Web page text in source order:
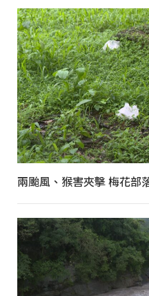
兩颱風、猴害夾擊 梅花部